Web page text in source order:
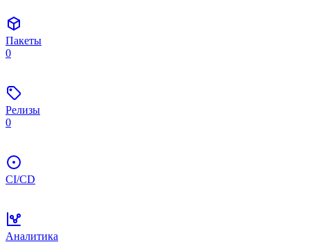
Пакеты
0
Релизы
0
CI/CD
Аналитика